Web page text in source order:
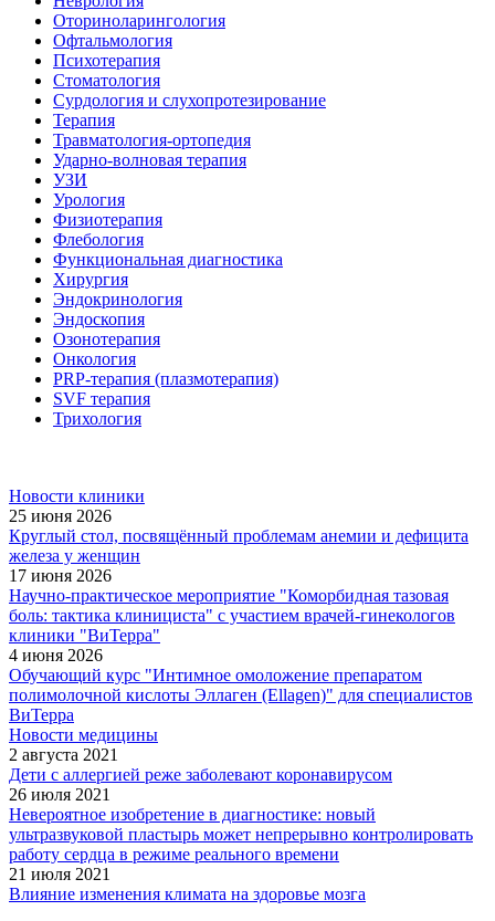
Оториноларингология
Офтальмология
Психотерапия
Стоматология
Сурдология и слухопротезирование
Терапия
Травматология-ортопедия
Ударно-волновая терапия
УЗИ
Урология
Физиотерапия
Флебология
Функциональная диагностика
Хирургия
Эндокринология
Эндоскопия
Озонотерапия
Онкология
PRP-терапия (плазмотерапия)
SVF терапия
Трихология
Новости клиники
25 июня 2026
Круглый стол, посвящённый проблемам анемии и дефицита
железа у женщин
17 июня 2026
Научно-практическое мероприятие "Коморбидная тазовая
боль: тактика клинициста" с участием врачей-гинекологов
клиники "ВиТерра"
4 июня 2026
Обучающий курс "Интимное омоложение препаратом
полимолочной кислоты Эллаген (Ellagen)" для специалистов
ВиТерра
Новости медицины
2 августа 2021
Дети с аллергией реже заболевают коронавирусом
26 июля 2021
Невероятное изобретение в диагностике: новый
ультразвуковой пластырь может непрерывно контролировать
работу сердца в режиме реального времени
21 июля 2021
Влияние изменения климата на здоровье мозга